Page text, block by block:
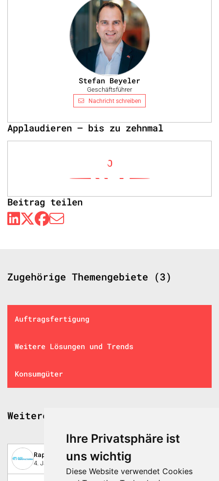
Ihre Privatsphäre ist
uns wichtig
Diese Website verwendet Cookies
Stefan Beyeler
Geschäftsführer
Nachricht schreiben
Applaudieren – bis zu zehnmal
0
Beitrag teilen
Zugehörige Themengebiete (3)
Auftragsfertigung
Weitere Lösungen und Trends
Konsumgüter
Weitere spannende Beiträge
Rapid Manufacturing AG
4. Januar 2023